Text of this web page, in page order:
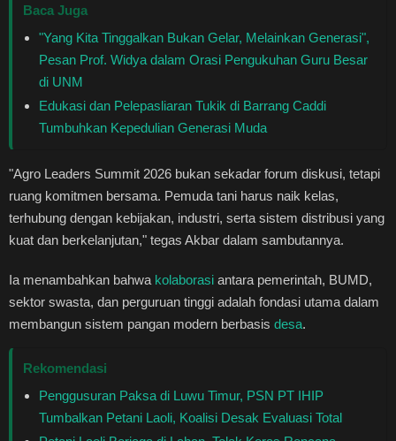
Baca Juga
"Yang Kita Tinggalkan Bukan Gelar, Melainkan Generasi",
Pesan Prof. Widya dalam Orasi Pengukuhan Guru Besar
di UNM
Edukasi dan Pelepasliaran Tukik di Barrang Caddi
Tumbuhkan Kepedulian Generasi Muda
"Agro Leaders Summit 2026 bukan sekadar forum diskusi, tetapi
ruang komitmen bersama. Pemuda tani harus naik kelas,
terhubung dengan kebijakan, industri, serta sistem distribusi yang
kuat dan berkelanjutan," tegas Akbar dalam sambutannya.
Ia menambahkan bahwa kolaborasi antara pemerintah, BUMD,
sektor swasta, dan perguruan tinggi adalah fondasi utama dalam
membangun sistem pangan modern berbasis desa.
Rekomendasi
Penggusuran Paksa di Luwu Timur, PSN PT IHIP
Tumbalkan Petani Laoli, Koalisi Desak Evaluasi Total